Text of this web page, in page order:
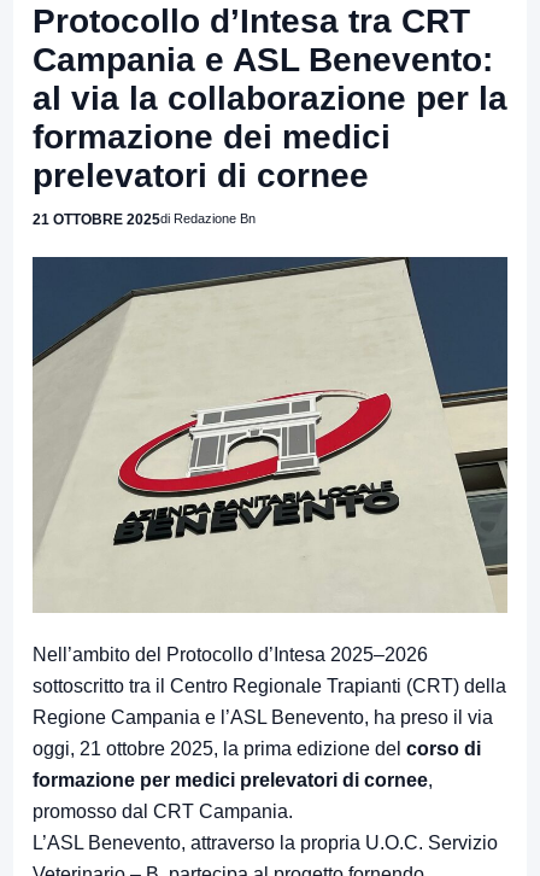
Protocollo d’Intesa tra CRT
Campania e ASL Benevento:
al via la collaborazione per la
formazione dei medici
prelevatori di cornee
21 OTTOBRE 2025di Redazione Bn
Nell’ambito del Protocollo d’Intesa 2025–2026
sottoscritto tra il Centro Regionale Trapianti (CRT) della
Regione Campania e l’ASL Benevento, ha preso il via
oggi, 21 ottobre 2025, la prima edizione del corso di
formazione per medici prelevatori di cornee,
promosso dal CRT Campania.
L’ASL Benevento, attraverso la propria U.O.C. Servizio